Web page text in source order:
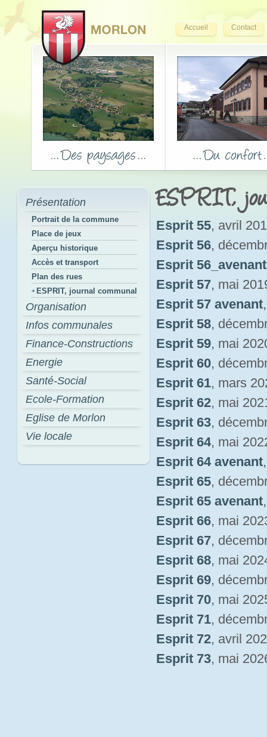
Accueil Contact
Présentation
Portrait de la commune
Place de jeux
Aperçu historique
Accès et transport
Plan des rues
ESPRIT, journal communal
Organisation
Infos communales
Finance-Constructions
Energie
Santé-Social
Ecole-Formation
Eglise de Morlon
Vie locale
ESPRIT,
Esprit 55, avril
Esprit 56,
Esprit 56_avenant
Esprit 57, mai
Esprit 57 avenant
Esprit 58,
Esprit 59, mai
Esprit 60,
Esprit 61, mars
Esprit 62, mai
Esprit 63,
Esprit 64, mai
Esprit 64 avenant
Esprit 65,
Esprit 65 avenant
Esprit 66, mai
Esprit 67,
Esprit 68, mai
Esprit 69,
Esprit 70, mai
Esprit 71,
Esprit 72, avril
Esprit 73, mai